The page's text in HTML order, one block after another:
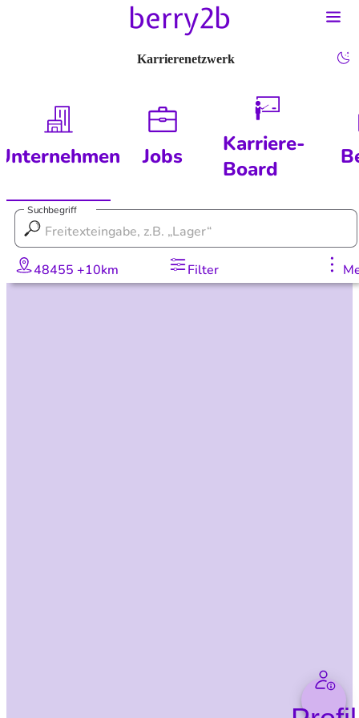
Karrierenetzwerk
Jobs
Karriere-
Board
Suchbegriff
48455 +10km Filter